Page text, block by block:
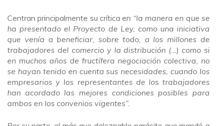
Centran principalmente su crítica en “la manera en que se
ha presentado el Proyecto de Ley, como una iniciativa
que venía a beneficiar, sobre todo, a los millones de
trabajadores del comercio y la distribución (…) como si
en muchos años de fructífera negociación colectiva, no
se hayan tenido en cuenta sus necesidades, cuando los
empresarios y los representantes de los trabajadores
han acordado las mejores condiciones posibles para
ambos en los convenios vigentes”.